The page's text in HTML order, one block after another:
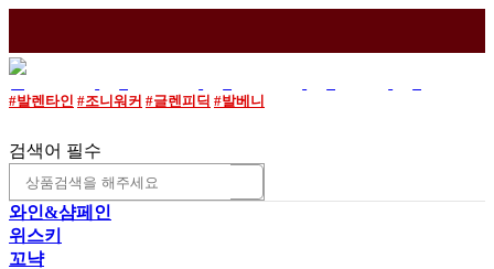
#발렌타인 #조니워커 #글렌피딕 #발베니
검색어 필수
와인&샴페인
위스키
꼬냑